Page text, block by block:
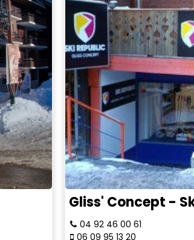
Gliss' Concept -
04 92 46 00 61
06 09 95 13 20